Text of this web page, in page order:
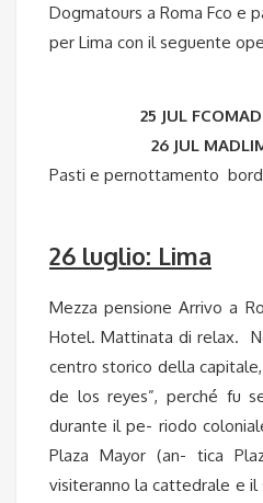
Dogmatours a Roma Fco e
per Lima con il seguente
25 JUL
26 JUL
Pasti e pernottamento
26 luglio: Lima
Mezza pensione Arrivo a
Hotel. Mattinata di relax.
centro storico della
de los reyes”, perché fu
durante il pe- riodo
Plaza Mayor (an- tica
visiteranno la cattedrale e il